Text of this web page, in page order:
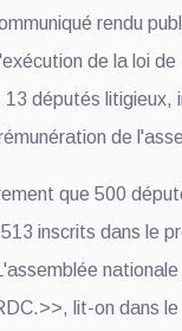
rendu
de la loi
députés litigieux,
de
que 500
inscrits dans le
lit-on dans le